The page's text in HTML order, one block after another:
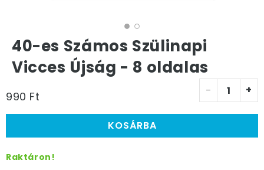
40-es Számos Szülinapi
Vicces Újság - 8 oldalas
990 Ft - +
KOSÁRBA
Raktáron!